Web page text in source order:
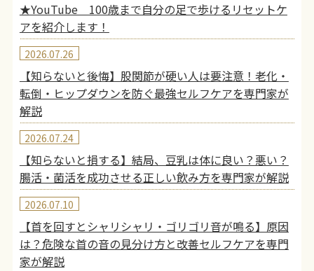
★YouTube 100歳まで自分の足で歩けるリセットケ
アを紹介します！
【知らないと後悔】股関節が硬い人は要注意！老化・
転倒・ヒップダウンを防ぐ最強セルフケアを専門家が
解説
2026.07.26
【知らないと損する】結局、豆乳は体に良い？悪い？
腸活・菌活を成功させる正しい飲み方を専門家が解説
2026.07.24
【首を回すとシャリシャリ・ゴリゴリ音が鳴る】原因
は？危険な首の音の見分け方と改善セルフケアを専門
家が解説
2026.07.10